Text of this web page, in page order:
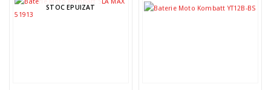
STOC EPUIZAT